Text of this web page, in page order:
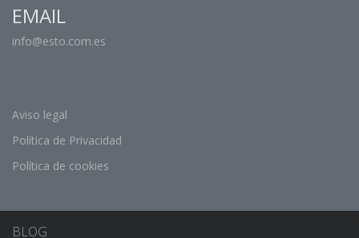
EMAIL
info@esto.com.es
Aviso legal
Política de Privacidad
Política de cookies
BLOG